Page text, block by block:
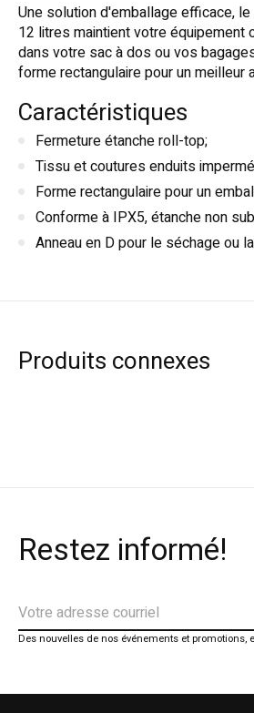
Une solution d'emballage efficace,
12 litres maintient votre équipement
dans votre sac à dos ou vos
forme rectangulaire pour un meilleur
Caractéristiques
Fermeture étanche roll-top;
Tissu et coutures enduits
Forme rectangulaire pour un
Conforme à IPX5, étanche non
Anneau en D pour le séchage ou
Produits connexes
Restez informé!
Des nouvelles de nos événements et